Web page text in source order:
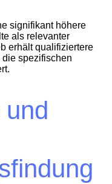
signifikant höhere
als relevanter
erhält qualifiziertere
die spezifischen